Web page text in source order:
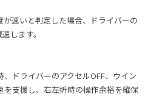
速いと判定した場合、ドライバーの
します。
ドライバーのアクセルOFF、ウイン
支援し、右左折時の操作余裕を確保